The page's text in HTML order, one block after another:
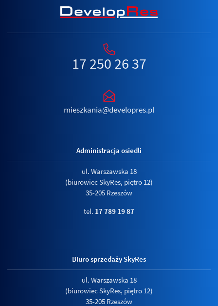
17 250 26 37
mieszkania@developres.pl
Administracja osiedli
ul. Warszawska 18
(biurowiec SkyRes, piętro 12)
35-205 Rzeszów
tel. 17 789 19 87
Biuro sprzedaży SkyRes
ul. Warszawska 18
(biurowiec SkyRes, piętro 12)
35-205 Rzeszów